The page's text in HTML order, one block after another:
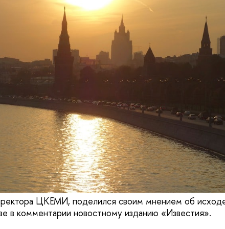
ЦКЕМИ, поделился своим мнением об
комментарии новостному изданию «Известия».